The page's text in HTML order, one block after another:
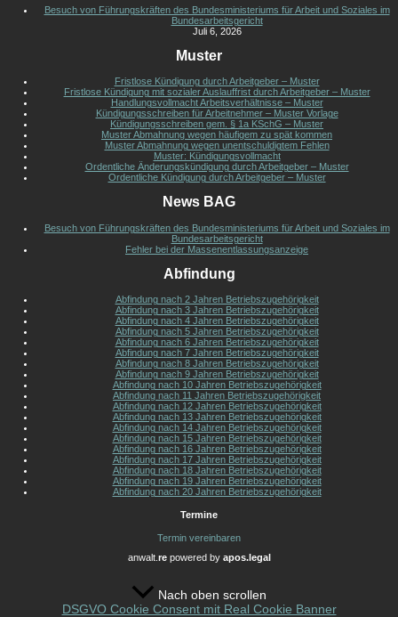
Besuch von Führungskräften des Bundesministeriums für Arbeit und Soziales im
Bundesarbeitsgericht
Juli 6, 2026
Muster
Fristlose Kündigung durch Arbeitgeber – Muster
Fristlose Kündigung mit sozialer Auslauffrist durch Arbeitgeber – Muster
Handlungsvollmacht Arbeitsverhältnisse – Muster
Kündigungsschreiben für Arbeitnehmer – Muster Vorlage
Kündigungsschreiben gem. § 1a KSchG – Muster
Muster Abmahnung wegen häufigem zu spät kommen
Muster Abmahnung wegen unentschuldigtem Fehlen
Muster: Kündigungsvollmacht
Ordentliche Änderungskündigung durch Arbeitgeber – Muster
Ordentliche Kündigung durch Arbeitgeber – Muster
News BAG
Besuch von Führungskräften des Bundesministeriums für Arbeit und Soziales im
Bundesarbeitsgericht
Fehler bei der Massenentlassungsanzeige
Abfindung
Abfindung nach 2 Jahren Betriebszugehörigkeit
Abfindung nach 3 Jahren Betriebszugehörigkeit
Abfindung nach 4 Jahren Betriebszugehörigkeit
Abfindung nach 5 Jahren Betriebszugehörigkeit
Abfindung nach 6 Jahren Betriebszugehörigkeit
Abfindung nach 7 Jahren Betriebszugehörigkeit
Abfindung nach 8 Jahren Betriebszugehörigkeit
Abfindung nach 9 Jahren Betriebszugehörigkeit
Abfindung nach 10 Jahren Betriebszugehörigkeit
Abfindung nach 11 Jahren Betriebszugehörigkeit
Abfindung nach 12 Jahren Betriebszugehörigkeit
Abfindung nach 13 Jahren Betriebszugehörigkeit
Abfindung nach 14 Jahren Betriebszugehörigkeit
Abfindung nach 15 Jahren Betriebszugehörigkeit
Abfindung nach 16 Jahren Betriebszugehörigkeit
Abfindung nach 17 Jahren Betriebszugehörigkeit
Abfindung nach 18 Jahren Betriebszugehörigkeit
Abfindung nach 19 Jahren Betriebszugehörigkeit
Abfindung nach 20 Jahren Betriebszugehörigkeit
Termine
Termin vereinbaren
anwalt. re powered by apos.legal
Nach oben scrollen
DSGVO Cookie Consent mit Real Cookie Banner